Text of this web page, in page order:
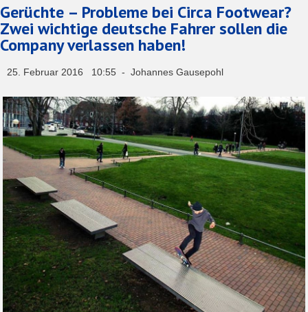
Gerüchte – Probleme bei Circa Footwear?
Zwei wichtige deutsche Fahrer sollen die
Company verlassen haben!
25. Februar 2016 10:55 - Johannes Gausepohl